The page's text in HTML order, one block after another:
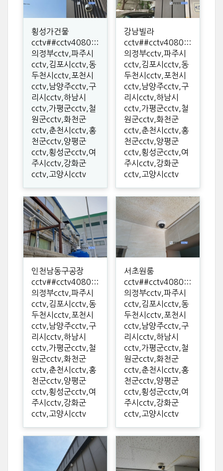
횡성가건물
cctv##cctv4080:::
의정부cctv,파주시
cctv,김포시cctv,동
두천시cctv,포천시
cctv,남양주cctv,구
리시cctv,하남시
cctv,가평군cctv,철
원군cctv,화천군
cctv,춘천시cctv,홍
천군cctv,양평군
cctv,횡성군cctv,여
주시cctv,강화군
cctv,고양시cctv
강남빌라
cctv##cctv4080:::
의정부cctv,파주시
cctv,김포시cctv,동
두천시cctv,포천시
cctv,남양주cctv,구
리시cctv,하남시
cctv,가평군cctv,철
원군cctv,화천군
cctv,춘천시cctv,홍
천군cctv,양평군
cctv,횡성군cctv,여
주시cctv,강화군
cctv,고양시cctv
인천남동구공장
cctv##cctv4080:::
의정부cctv,파주시
cctv,김포시cctv,동
두천시cctv,포천시
cctv,남양주cctv,구
리시cctv,하남시
cctv,가평군cctv,철
원군cctv,화천군
cctv,춘천시cctv,홍
천군cctv,양평군
cctv,횡성군cctv,여
주시cctv,강화군
cctv,고양시cctv
서초원룸
cctv##cctv4080:::
의정부cctv,파주시
cctv,김포시cctv,동
두천시cctv,포천시
cctv,남양주cctv,구
리시cctv,하남시
cctv,가평군cctv,철
원군cctv,화천군
cctv,춘천시cctv,홍
천군cctv,양평군
cctv,횡성군cctv,여
주시cctv,강화군
cctv,고양시cctv